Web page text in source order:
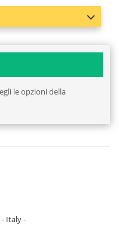
le opzioni della
- Italy -